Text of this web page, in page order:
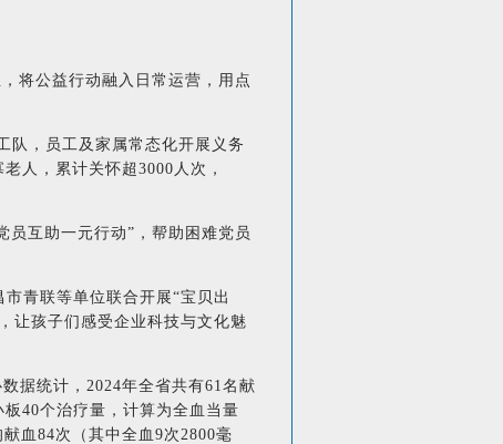
将公益行动融入日常运营，用点
队，员工及家属常态化开展义务
人，累计关怀超3000人次，
员互助一元行动”，帮助困难党员
青联等单位联合开展“宝贝出
让孩子们感受企业科技与文化魅
据统计，2024年全省共有61名献
40个治疗量，计算为全血当量
血84次（其中全血9次2800毫